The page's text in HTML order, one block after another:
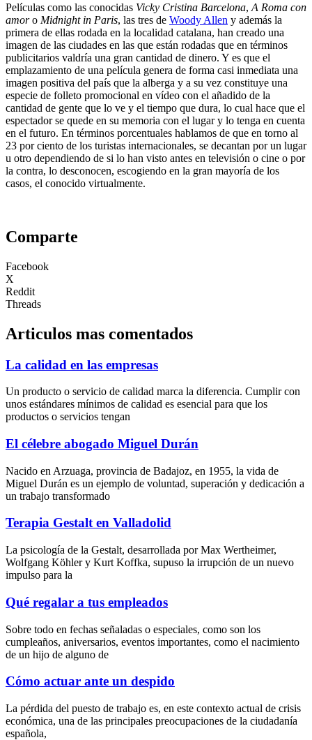
Películas como las conocidas Vicky Cristina Barcelona, A Roma con
amoro Midnight in Paris, las tres de Woody Allen y además la
primera de ellas rodada en la localidad catalana, han creado una
imagen de las ciudades en las que están rodadas que en términos
publicitarios valdría una gran cantidad de dinero. Y es que el
emplazamiento de una película genera de forma casi inmediata una
imagen positiva del país que la alberga y a su vez constituye una
especie de folleto promocional en vídeo con el añadido de la
cantidad de gente que lo ve y el tiempo que dura, lo cual hace que el
espectador se quede en su memoria con el lugar y lo tenga en cuenta
en el futuro. En términos porcentuales hablamos de que en torno al
23 por ciento de los turistas internacionales, se decantan por un lugar
u otro dependiendo de si lo han visto antes en televisión o cine o por
la contra, lo desconocen, escogiendo en la gran mayoría de los
casos, el conocido virtualmente.
Comparte
Facebook
X
Reddit
Threads
Articulos mas comentados
La calidad en las empresas
Un producto o servicio de calidad marca la diferencia. Cumplir con
unos estándares mínimos de calidad es esencial para que los
productos o servicios tengan
El célebre abogado Miguel Durán
Nacido en Arzuaga, provincia de Badajoz, en 1955, la vida de
Miguel Durán es un ejemplo de voluntad, superación y dedicación a
un trabajo transformado
Terapia Gestalt en Valladolid
La psicología de la Gestalt, desarrollada por Max Wertheimer,
Wolfgang Köhler y Kurt Koffka, supuso la irrupción de un nuevo
impulso para la
Qué regalar a tus empleados
Sobre todo en fechas señaladas o especiales, como son los
cumpleaños, aniversarios, eventos importantes, como el nacimiento
de un hijo de alguno de
Cómo actuar ante un despido
La pérdida del puesto de trabajo es, en este contexto actual de crisis
económica, una de las principales preocupaciones de la ciudadanía
española,